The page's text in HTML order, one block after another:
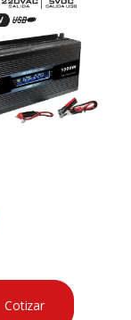
Cotizar